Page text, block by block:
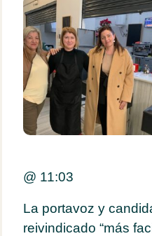
@ 11:03
La portavoz y
reivindicado “más